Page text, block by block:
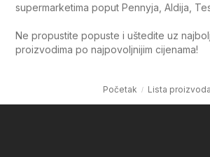
supermarketima poput Pennyja, Aldija,
Ne propustite popuste i uštedite uz
proizvodima po najpovoljnijim cijenama!
Početak Lista proizvoda